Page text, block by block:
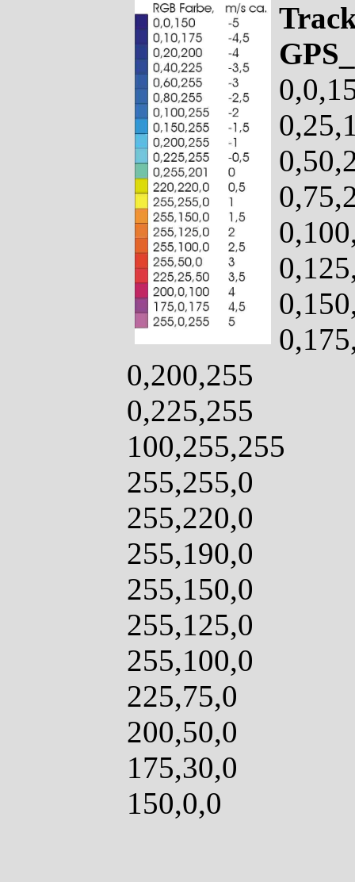
0,200,255
0,225,255
100,255,255
255,255,0
255,220,0
255,190,0
255,150,0
255,125,0
255,100,0
225,75,0
200,50,0
175,30,0
150,0,0